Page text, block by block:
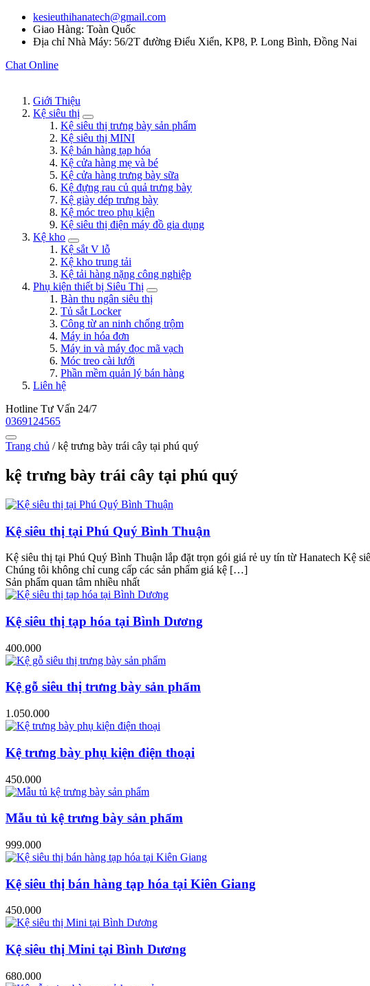
kesieuthihanatech@gmail.com
Giao Hàng: Toàn Quốc
Địa chỉ Nhà Máy: 56/2T đường Điểu Xiển, KP8, P. Long Bình, Đồng Nai
Chat Online
Giới Thiệu
Kệ siêu thị
Kệ siêu thị trưng bày sản phẩm
Kệ siêu thị MINI
Kệ bán hàng tạp hóa
Kệ cửa hàng mẹ và bé
Kệ cửa hàng trưng bày sữa
Kệ đựng rau củ quả trưng bày
Kệ giày dép trưng bày
Kệ móc treo phụ kiện
Kệ siêu thị điện máy đồ gia dụng
Kệ kho
Kệ sắt V lỗ
Kệ kho trung tải
Kệ tải hàng nặng công nghiệp
Phụ kiện thiết bị Siêu Thị
Bàn thu ngân siêu thị
Tủ sắt Locker
Công từ an ninh chống trộm
Máy in hóa đơn
Máy in và máy đọc mã vạch
Móc treo cài lưới
Phần mềm quản lý bán hàng
Liên hệ
Hotline Tư Vấn 24/7
0369124565
Trang chủ /kệ trưng bày trái cây tại phú quý
kệ trưng bày trái cây tại phú quý
Kệ siêu thị tại Phú Quý Bình Thuận
Kệ siêu thị tại Phú Quý Bình Thuận lắp đặt trọn gói giá rẻ uy tín từ Hanatech Kệ
Chúng tôi không chỉ cung cấp các sản phẩm giá kệ […]
Sản phẩm quan tâm nhiều nhất
Kệ siêu thị tạp hóa tại Bình Dương
400.000
Kệ gỗ siêu thị trưng bày sản phẩm
1.050.000
Kệ trưng bày phụ kiện điện thoại
450.000
Mẫu tủ kệ trưng bày sản phẩm
999.000
Kệ siêu thị bán hàng tạp hóa tại Kiên Giang
450.000
Kệ siêu thị Mini tại Bình Dương
680.000